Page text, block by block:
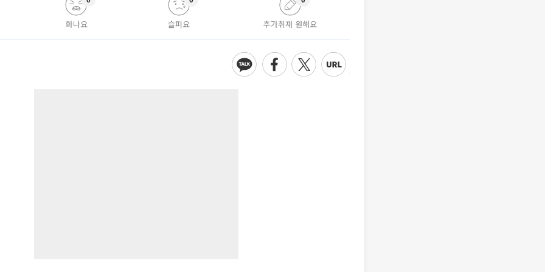
화나요 슬퍼요 추가취재 원해요